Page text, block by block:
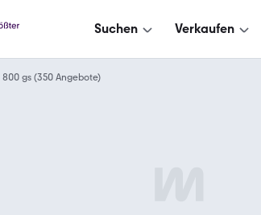
Suchen Verkaufen
800 gs (350 Angebote)